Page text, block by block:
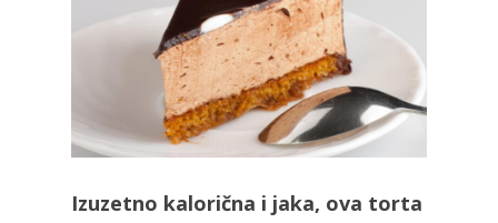
Izuzetno kalorična i jaka, ova torta